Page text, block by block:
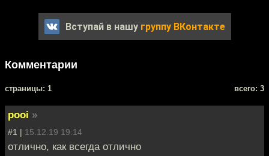
Вступай в нашу группу ВКонтакте
Комментарии
cтраницы: 1 всего: 3
pooi »
#1 | 15.12.19 19:14
отлично, как всегда отлично